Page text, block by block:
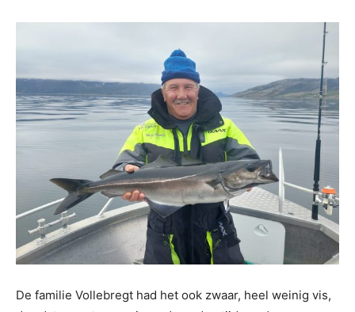
De familie Vollebregt had het ook zwaar, heel weinig vis,